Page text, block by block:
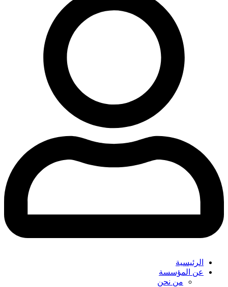
الرئيسية
عن المؤسسة
من نحن